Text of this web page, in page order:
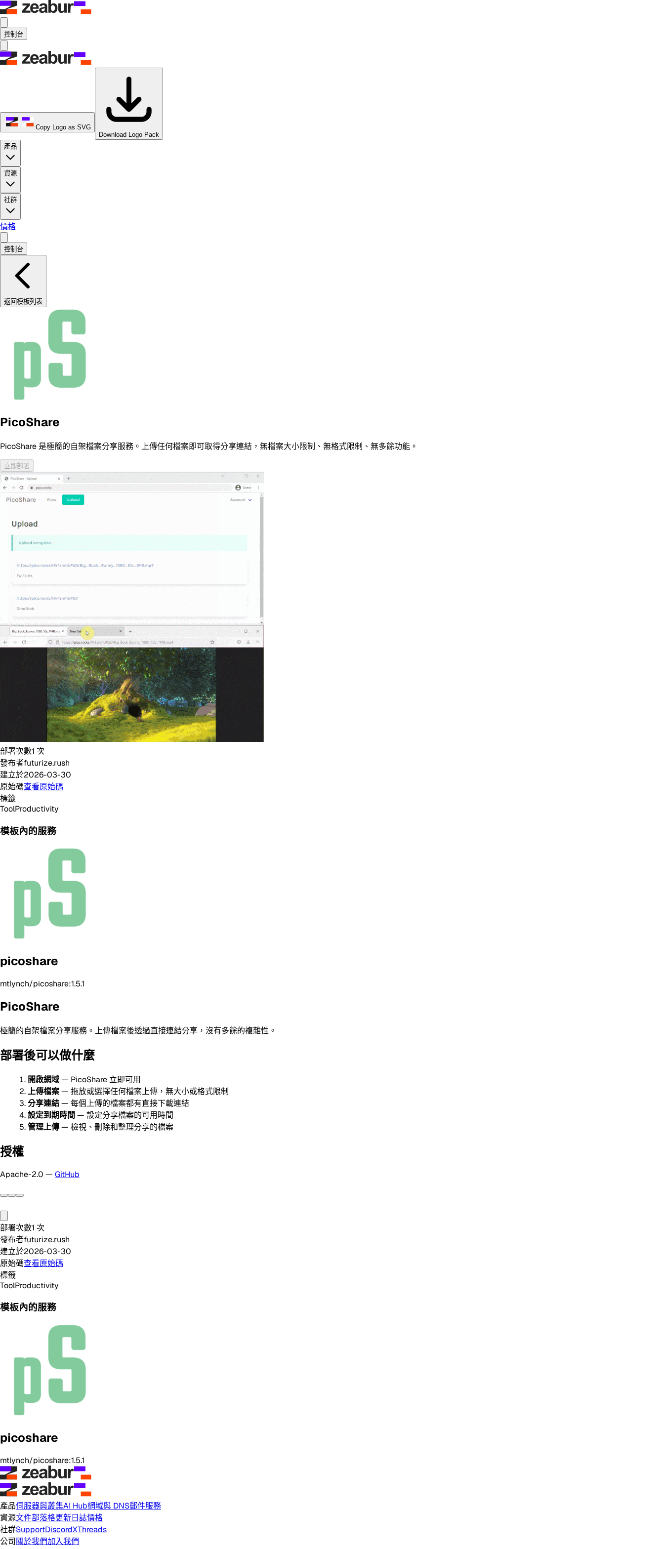
控制台
Copy Logo as SVG
Download Logo Pack
產品
資源
社群
價格
控制台
返回模板列表
PicoShare
PicoShare 是極簡的自架檔案分享服務。上傳任何檔案即可取得分享連結，無檔案大小限制、無格式限制、無多餘功能。
立即部署
部署次數1 次
發布者futurize.rush
建立於2026-03-30
原始碼查看原始碼
標籤
ToolProductivity
模板內的服務
picoshare
mtlynch/picoshare:1.5.1
PicoShare
極簡的自架檔案分享服務。上傳檔案後透過直接連結分享，沒有多餘的複雜性。
部署後可以做什麼
開啟網域— PicoShare 立即可用
上傳檔案— 拖放或選擇任何檔案上傳，無大小或格式限制
分享連結— 每個上傳的檔案都有直接下載連結
設定到期時間— 設定分享檔案的可用時間
管理上傳— 檢視、刪除和整理分享的檔案
授權
Apache-2.0 — GitHub
部署次數1 次
發布者futurize.rush
建立於2026-03-30
原始碼查看原始碼
標籤
ToolProductivity
模板內的服務
picoshare
mtlynch/picoshare:1.5.1
產品伺服器與叢集AI Hub網域與 DNS郵件服務
資源文件部落格更新日誌價格
社群SupportDiscordXThreads
公司關於我們加入我們